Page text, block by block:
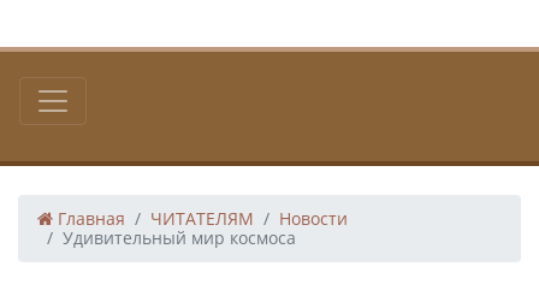
Главная ЧИТАТЕЛЯМ
Новости
Удивительный мир космоса